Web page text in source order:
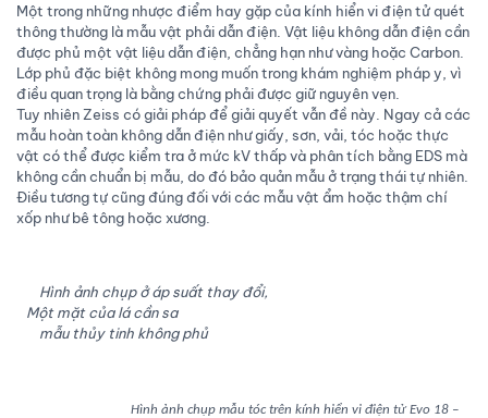
Một trong những nhược điểm hay gặp của kính hiển vi điện tử quét
thông thường là mẫu vật phải dẫn điện. Vật liệu không dẫn điện cần
được phủ một vật liệu dẫn điện, chẳng hạn như vàng hoặc Carbon.
Lớp phủ đặc biệt không mong muốn trong khám nghiệm pháp y, vì
điều quan trọng là bằng chứng phải được giữ nguyên vẹn.
Tuy nhiên Zeiss có giải pháp để giải quyết vẫn đề này. Ngay cả các
mẫu hoàn toàn không dẫn điện như giấy, sơn, vải, tóc hoặc thực
vật có thể được kiểm tra ở mức kV thấp và phân tích bằng EDS mà
không cần chuẩn bị mẫu, do đó bảo quản mẫu ở trạng thái tự nhiên.
Điều tương tự cũng đúng đối với các mẫu vật ẩm hoặc thậm chí
xốp như bê tông hoặc xương.
Hình ảnh chụp ở áp suất thay đổi,
Một mặt của lá cần sa
mẫu thủy tinh không phủ
Hình ảnh chụp mẫu tóc trên kính hiển vi điện tử Evo 18 –